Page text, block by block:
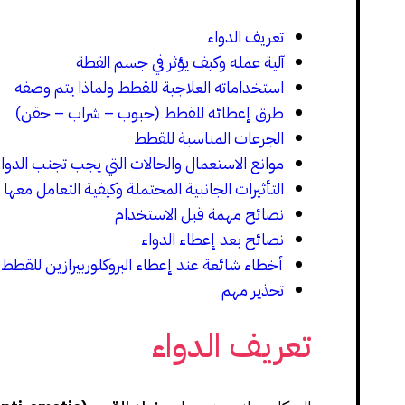
تعريف الدواء
آلية عمله وكيف يؤثر في جسم القطة
استخداماته العلاجية للقطط ولماذا يتم وصفه
طرق إعطائه للقطط (حبوب – شراب – حقن)
الجرعات المناسبة للقطط
موانع الاستعمال والحالات التي يجب تجنب
التأثيرات الجانبية المحتملة وكيفية التعامل معها
نصائح مهمة قبل الاستخدام
نصائح بعد إعطاء الدواء
أخطاء شائعة عند إعطاء البروكلوربيرازين للقطط
تحذير مهم
تعريف الدواء